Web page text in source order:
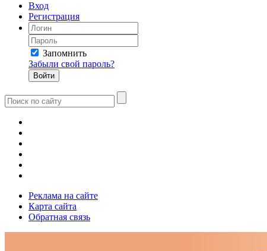
Вход
Регистрация
Запомнить
Забыли свой пароль?
Реклама на сайте
Карта сайта
Обратная связь